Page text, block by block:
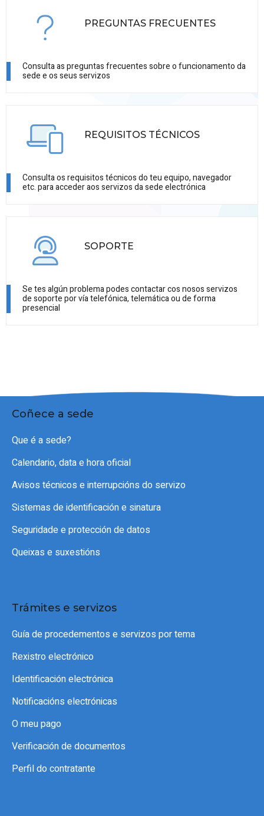
PREGUNTAS FRECUENTES
Consulta as preguntas frecuentes sobre o funcionamento da
sede e os seus servizos
REQUISITOS TÉCNICOS
Consulta os requisitos técnicos do teu equipo, navegador
etc. para acceder aos servizos da sede electrónica
SOPORTE
Se tes algún problema podes contactar cos nosos servizos
de soporte por vía telefónica, telemática ou de forma
presencial
Coñece a sede
Que é a sede?
Calendario, data e hora oficial
Avisos técnicos e interrupcións do servizo
Sistemas de identificación e sinatura
Seguridade e protección de datos
Queixas e suxestións
Trámites e servizos
Guía de procedementos e servizos por tema
Rexistro electrónico
Identificación electrónica
Notificacións electrónicas
O meu pago
Verificación de documentos
Perfil do contratante